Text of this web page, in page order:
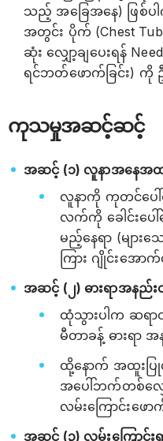
သည့် အခြေအနေ) ဖြစ်ပါ
အတွင်း ပိုက် (Chest
ဆုံး လျှော့ချပေးရန်
ရင်ဘတ်ဖောက်ခြင်း) ကို
ကုသမှုအဆင့်ဆင့်
အဆင့် (၁) လူနာအနေအထာ
လူနာကို ကုတင်ပေါ်
လက်ကို ခေါင်းပေ
မည့်နေရာ (များ
ကြား ဂျိုင်းအေ
အဆင့် (၂) ဓားရာအနည်းင
ထုံသွားပါက ဆရာ
မီတာခန့် ဓားရာ
ထို့နောက် အထူးပြု
အပေါ်ဘက်တစ်လျှ
လမ်းကြောင်းဖေ
အဆင့် (၃) လမ်းကြောင်း